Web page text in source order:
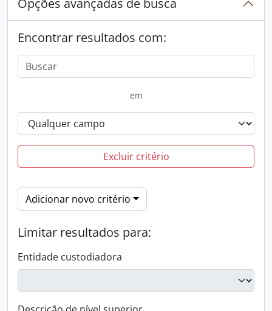
Opções avançadas de busca
Encontrar resultados com:
em
Excluir critério
Adicionar novo critério
Limitar resultados para:
Entidade custodiadora